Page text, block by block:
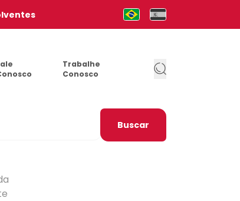
Trabalhe
Conosco
Buscar